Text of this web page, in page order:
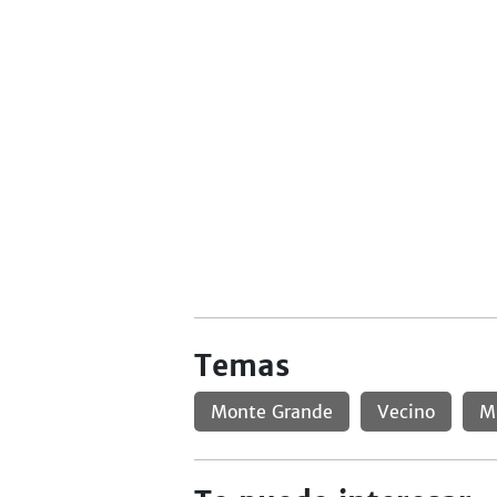
Temas
Monte Grande Vecino